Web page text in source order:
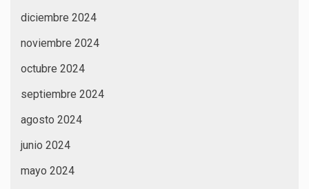
diciembre 2024
noviembre 2024
octubre 2024
septiembre 2024
agosto 2024
junio 2024
mayo 2024